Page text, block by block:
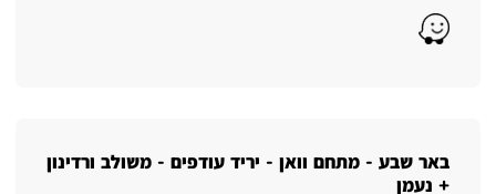
Waze
באר שבע - מתחם וואן - יריד עודפים - משולב ורדינון
+ נעמן